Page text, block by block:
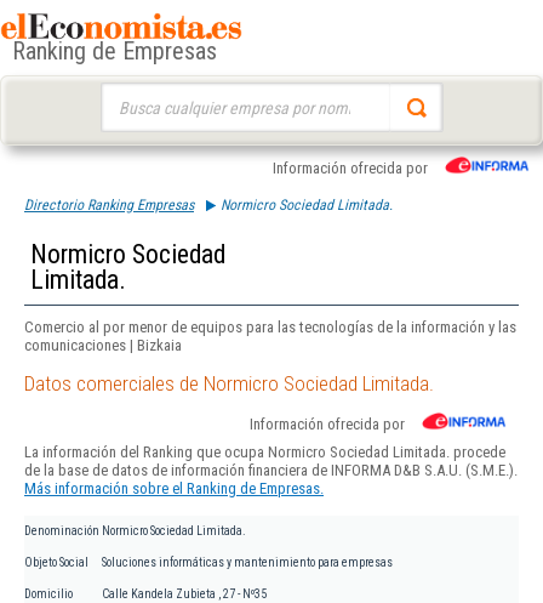
Ranking de Empresas
Información ofrecida por
Directorio Ranking Empresas Normicro Sociedad Limitada.
Normicro Sociedad
Limitada.
Comercio al por menor de equipos para las tecnologías de la información y las
comunicaciones | Bizkaia
Datos comerciales de Normicro Sociedad Limitada.
Información ofrecida por
La información del Ranking que ocupa Normicro Sociedad Limitada. procede
de la base de datos de información financiera de INFORMA D&B S.A.U. (S.M.E.).
Más información sobre el Ranking de Empresas.
Denominación Normicro Sociedad Limitada.
Objeto Social Soluciones informáticas y mantenimiento para empresas
Domicilio
Calle Kandela Zubieta , 27 - Nº35